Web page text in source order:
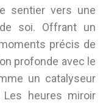
sentier vers une
soi. Offrant un
précis de
profonde avec le
un catalyseur
Les heures miroir